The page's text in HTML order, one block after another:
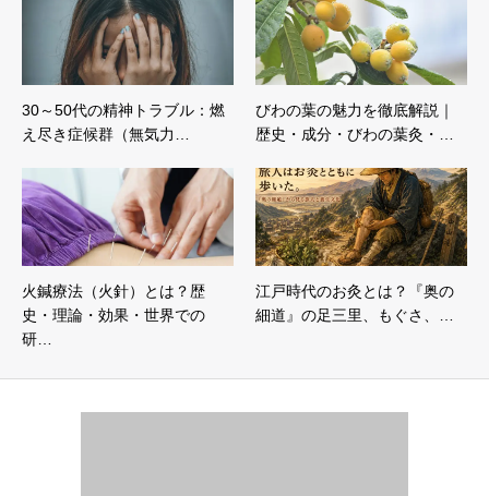
30～50代の精神トラブル：燃
え尽き症候群（無気力…
びわの葉の魅力を徹底解説｜
歴史・成分・びわの葉灸・…
火鍼療法（火針）とは？歴
史・理論・効果・世界での
研…
江戸時代のお灸とは？『奥の
細道』の足三里、もぐさ、…